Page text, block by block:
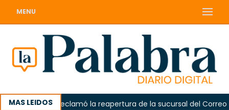
MENU
MAS LEIDOS
Odarda reclamó la reapertura de la sucursal del Correo